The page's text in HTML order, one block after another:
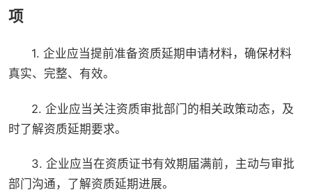
项
1. 企业应当提前准备资质延期申请材料，确保材料
真实、完整、有效。
2. 企业应当关注资质审批部门的相关政策动态，及
时了解资质延期要求。
3. 企业应当在资质证书有效期届满前，主动与审批
部门沟通，了解资质延期进展。